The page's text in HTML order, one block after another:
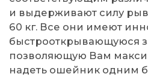
и выдерживают силу
60 кг. Все они имеют
быстрооткрывающуюся
позволяющую Вам
надеть ошейник одним